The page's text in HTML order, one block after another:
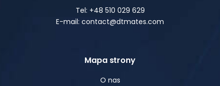
Tel: +48 510 029 629
E-mail: contact@dtmates.com
Mapa strony
O nas